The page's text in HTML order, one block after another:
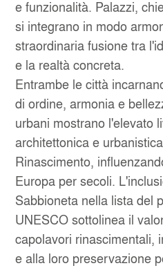
e funzionalità. Palazzi,
si integrano in modo
straordinaria fusione tra
e la realtà concreta.
Entrambe le città
di ordine, armonia e
urbani mostrano l'elevato
architettonica e
Rinascimento,
Europa per secoli.
Sabbioneta nella lista del
UNESCO sottolinea il
capolavori rinascimentali,
e alla loro preservazione